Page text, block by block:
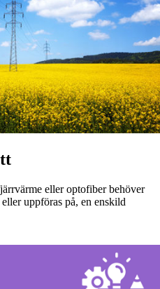
eller optofiber behöver
uppföras på, en enskild